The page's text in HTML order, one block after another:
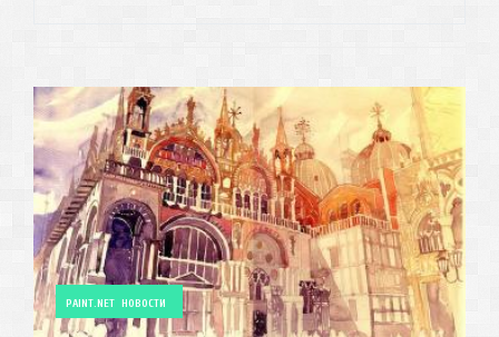
PAINT.NET НОВОСТИ